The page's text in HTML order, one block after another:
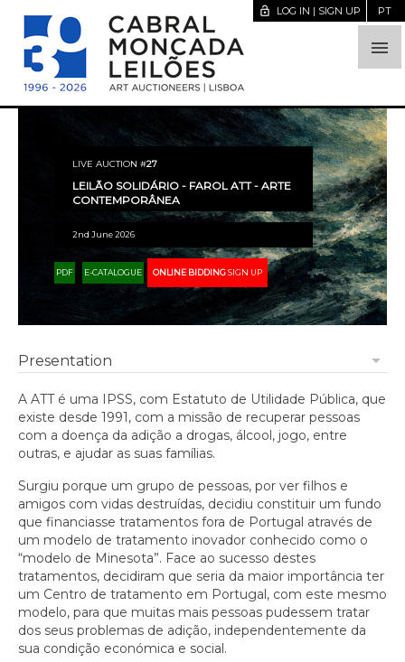

lock_open LOG IN | SIGN UP PT
LIVE AUCTION #27
LEILÃO SOLIDÁRIO - FAROL ATT - ARTE
CONTEMPORÂNEA
2nd June 2026
PDF E-CATALOGUE ONLINE BIDDINGSIGN UP
arrow_drop_down
Presentation
A ATT é uma IPSS, com Estatuto de Utilidade Pública, que
existe desde 1991, com a missão de recuperar pessoas
com a doença da adição a drogas, álcool, jogo, entre
outras, e ajudar as suas famílias.
Surgiu porque um grupo de pessoas, por ver filhos e
amigos com vidas destruídas, decidiu constituir um fundo
que financiasse tratamentos fora de Portugal através de
um modelo de tratamento inovador conhecido como o
“modelo de Minesota”. Face ao sucesso destes
tratamentos, decidiram que seria da maior importância ter
um Centro de tratamento em Portugal, com este mesmo
modelo, para que muitas mais pessoas pudessem tratar
dos seus problemas de adição, independentemente da
sua condição económica e social.